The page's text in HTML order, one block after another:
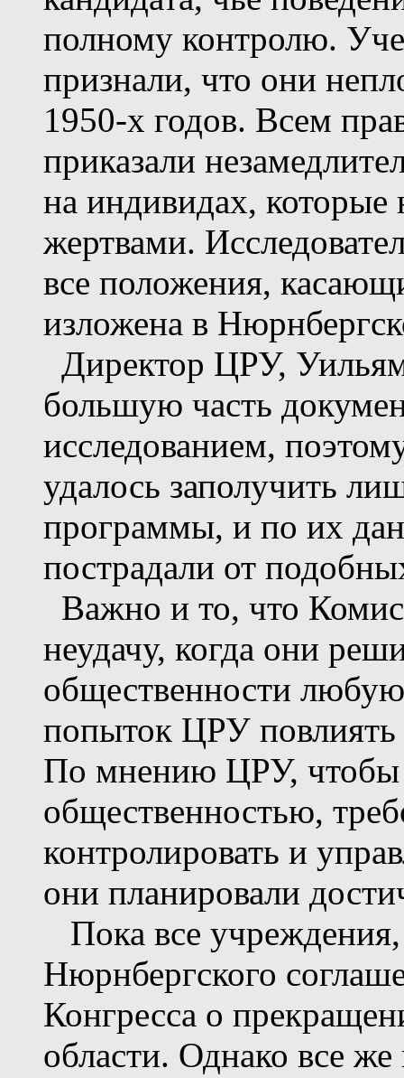
полному контролю.
признали, что они
1950-х годов. Всем
приказали
на индивидах, которые
жертвами.
все положения,
изложена в
Директор ЦРУ,
большую часть
исследованием,
удалось заполучить
программы, и по их
пострадали от
Важно и то, что
неудачу, когда они
общественности
попыток ЦРУ повлиять
По мнению ЦРУ, чтобы
общественностью,
контролировать и
они планировали
Пока все
Нюрнбергского
Конгресса о
области. Однако все